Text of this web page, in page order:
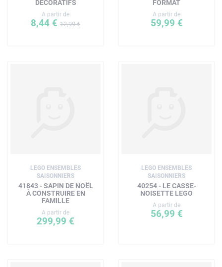
DÉCORATIFS
A partir de
8,44 € 12,99 €
FORMAT
A partir de
59,99 €
LEGO ENSEMBLES
SAISONNIERS
41843 - SAPIN DE NOËL
À CONSTRUIRE EN
FAMILLE
A partir de
299,99 €
LEGO ENSEMBLES
SAISONNIERS
40254 - LE CASSE-
NOISETTE LEGO
A partir de
56,99 €